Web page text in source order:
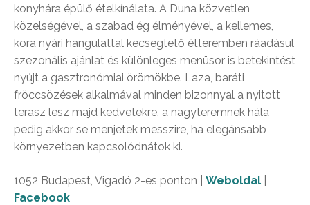
konyhára épülő ételkínálata. A Duna közvetlen
közelségével, a szabad ég élményével, a kellemes,
kora nyári hangulattal kecsegtető étteremben ráadásul
szezonális ajánlat és különleges menüsor is betekintést
nyújt a gasztronómiai örömökbe. Laza, baráti
fröccsözések alkalmával minden bizonnyal a nyitott
terasz lesz majd kedvetekre, a nagyteremnek hála
pedig akkor se menjetek messzire, ha elegánsabb
környezetben kapcsolódnátok ki.
1052 Budapest, Vigadó 2-es ponton | Weboldal
Facebook